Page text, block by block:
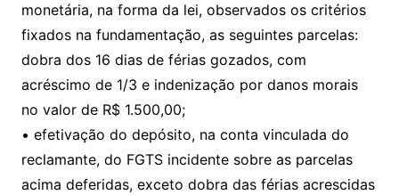
monetária, na forma da lei, observados os critérios
fixados na fundamentação, as seguintes parcelas:
dobra dos 16 dias de férias gozados, com
acréscimo de 1/3 e indenização por danos morais
no valor de R$ 1.500,00;
• efetivação do depósito, na conta vinculada do
reclamante, do FGTS incidente sobre as parcelas
acima deferidas, exceto dobra das férias acrescidas